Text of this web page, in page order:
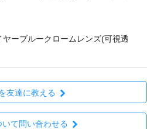
ーブルークロームレンズ(可視透
友達に教える
いて問い合わせる